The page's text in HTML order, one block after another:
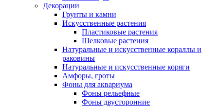
Декорации
Грунты и камни
Искусственные растения
Пластиковые растения
Шелковые растения
Натуральные и искусственные кораллы и
раковины
Натуральные и искусственные коряги
Амфоры, гроты
Фоны для аквариума
Фоны рельефные
Фоны двусторонние